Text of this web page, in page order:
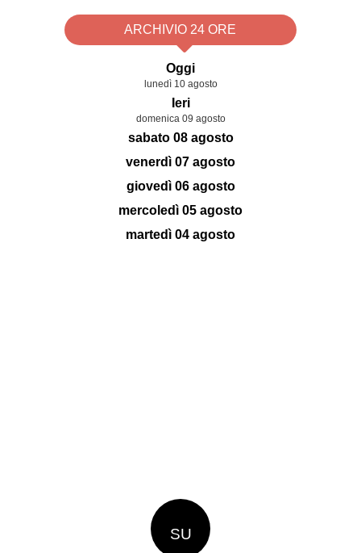
ARCHIVIO 24 ORE
Oggi
lunedì 10 agosto
Ieri
domenica 09 agosto
sabato 08 agosto
venerdì 07 agosto
giovedì 06 agosto
mercoledì 05 agosto
martedì 04 agosto
SU